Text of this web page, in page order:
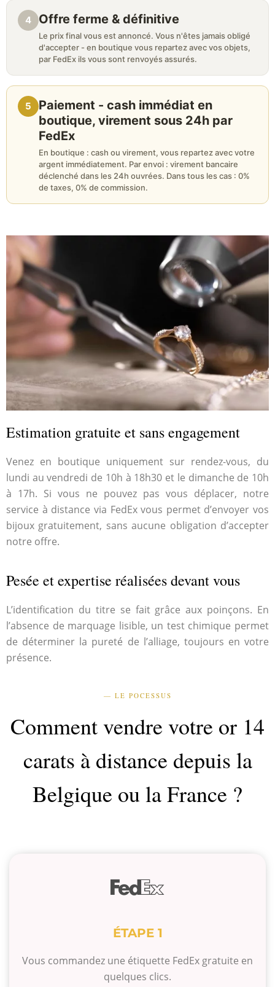
4 Offre ferme & définitive
Le prix final vous est annoncé. Vous n'êtes jamais obligé
d'accepter - en boutique vous repartez avec vos objets,
par FedEx ils vous sont renvoyés assurés.
5
Paiement - cash immédiat en
boutique, virement sous 24h par
FedEx
En boutique : cash ou virement, vous repartez avec votre
argent immédiatement. Par envoi : virement bancaire
déclenché dans les 24h ouvrées. Dans tous les cas : 0%
de taxes, 0% de commission.
Estimation gratuite et sans engagement
Venez en boutique uniquement sur rendez-vous, du
lundi au vendredi de 10h à 18h30 et le dimanche de 10h
à 17h. Si vous ne pouvez pas vous déplacer, notre
service à distance via FedEx vous permet d’envoyer vos
bijoux gratuitement, sans aucune obligation d’accepter
notre offre.
Pesée et expertise réalisées devant vous
L’identification du titre se fait grâce aux poinçons. En
l’absence de marquage lisible, un test chimique permet
de déterminer la pureté de l’alliage, toujours en votre
présence.
— LE POCESSUS
Comment vendre votre or 14
carats à distance depuis la
Belgique ou la France ?
ÉTAPE 1
Vous commandez une étiquette FedEx gratuite en
quelques clics.